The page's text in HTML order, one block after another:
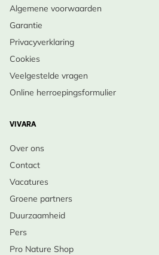
Algemene voorwaarden
Garantie
Privacyverklaring
Cookies
Veelgestelde vragen
Online herroepingsformulier
VIVARA
Over ons
Contact
Vacatures
Groene partners
Duurzaamheid
Pers
Pro Nature Shop